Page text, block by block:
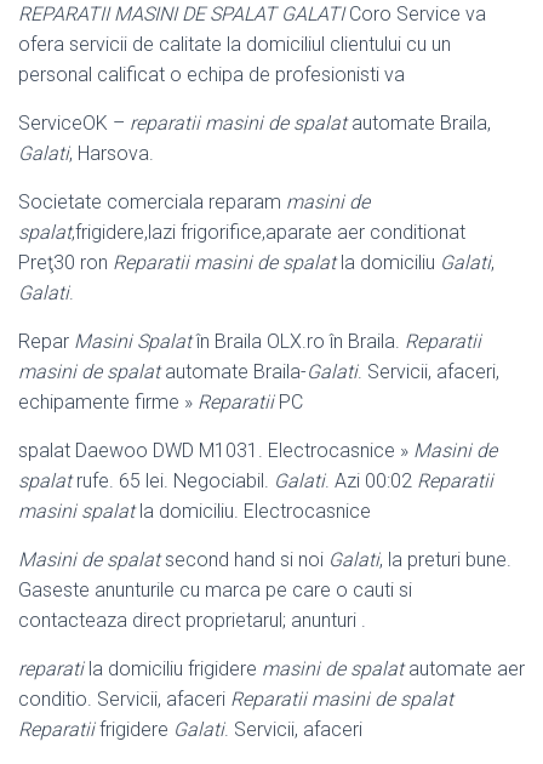
REPARATII MASINI DE SPALAT GALATICoro Service va
ofera servicii de calitate la domiciliul clientului cu un
personal calificat o echipa de profesionisti va
ServiceOK – reparatii masini de spalatautomate Braila,
Galati, Harsova.
Societate comerciala reparam masini de
spalat,frigidere,lazi frigorifice,aparate aer conditionat
Preţ30 ron Reparatii masini de spalatla domiciliu Galati,
Galati.
Repar Masini Spalatîn Braila OLX.ro în Braila. Reparatii
masini de spalatautomate Braila-Galati. Servicii, afaceri,
echipamente firme » ReparatiiPC
spalat Daewoo DWD M1031. Electrocasnice » Masini de
spalatrufe. 65 lei. Negociabil. Galati. Azi 00:02 Reparatii
masini spalatla domiciliu. Electrocasnice
Masini de spalatsecond hand si noi Galati, la preturi bune.
Gaseste anunturile cu marca pe care o cauti si
contacteaza direct proprietarul; anunturi .
reparatila domiciliu frigidere masini de spalatautomate aer
conditio. Servicii, afaceri Reparatii masini de spalat
Reparatiifrigidere Galati. Servicii, afaceri